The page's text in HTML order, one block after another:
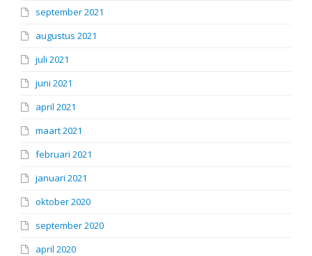
september 2021
augustus 2021
juli 2021
juni 2021
april 2021
maart 2021
februari 2021
januari 2021
oktober 2020
september 2020
april 2020